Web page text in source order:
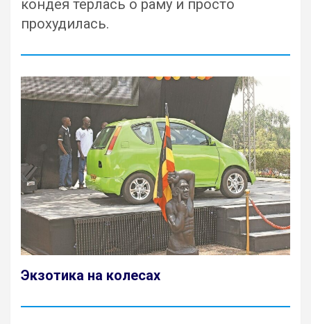
кондея терлась о раму и просто
прохудилась.
Экзотика на колесах